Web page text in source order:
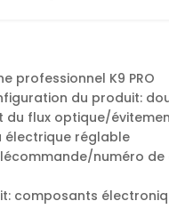
professionnel K9 PRO
du produit:
du flux optique/
réglable
numéro de
composants